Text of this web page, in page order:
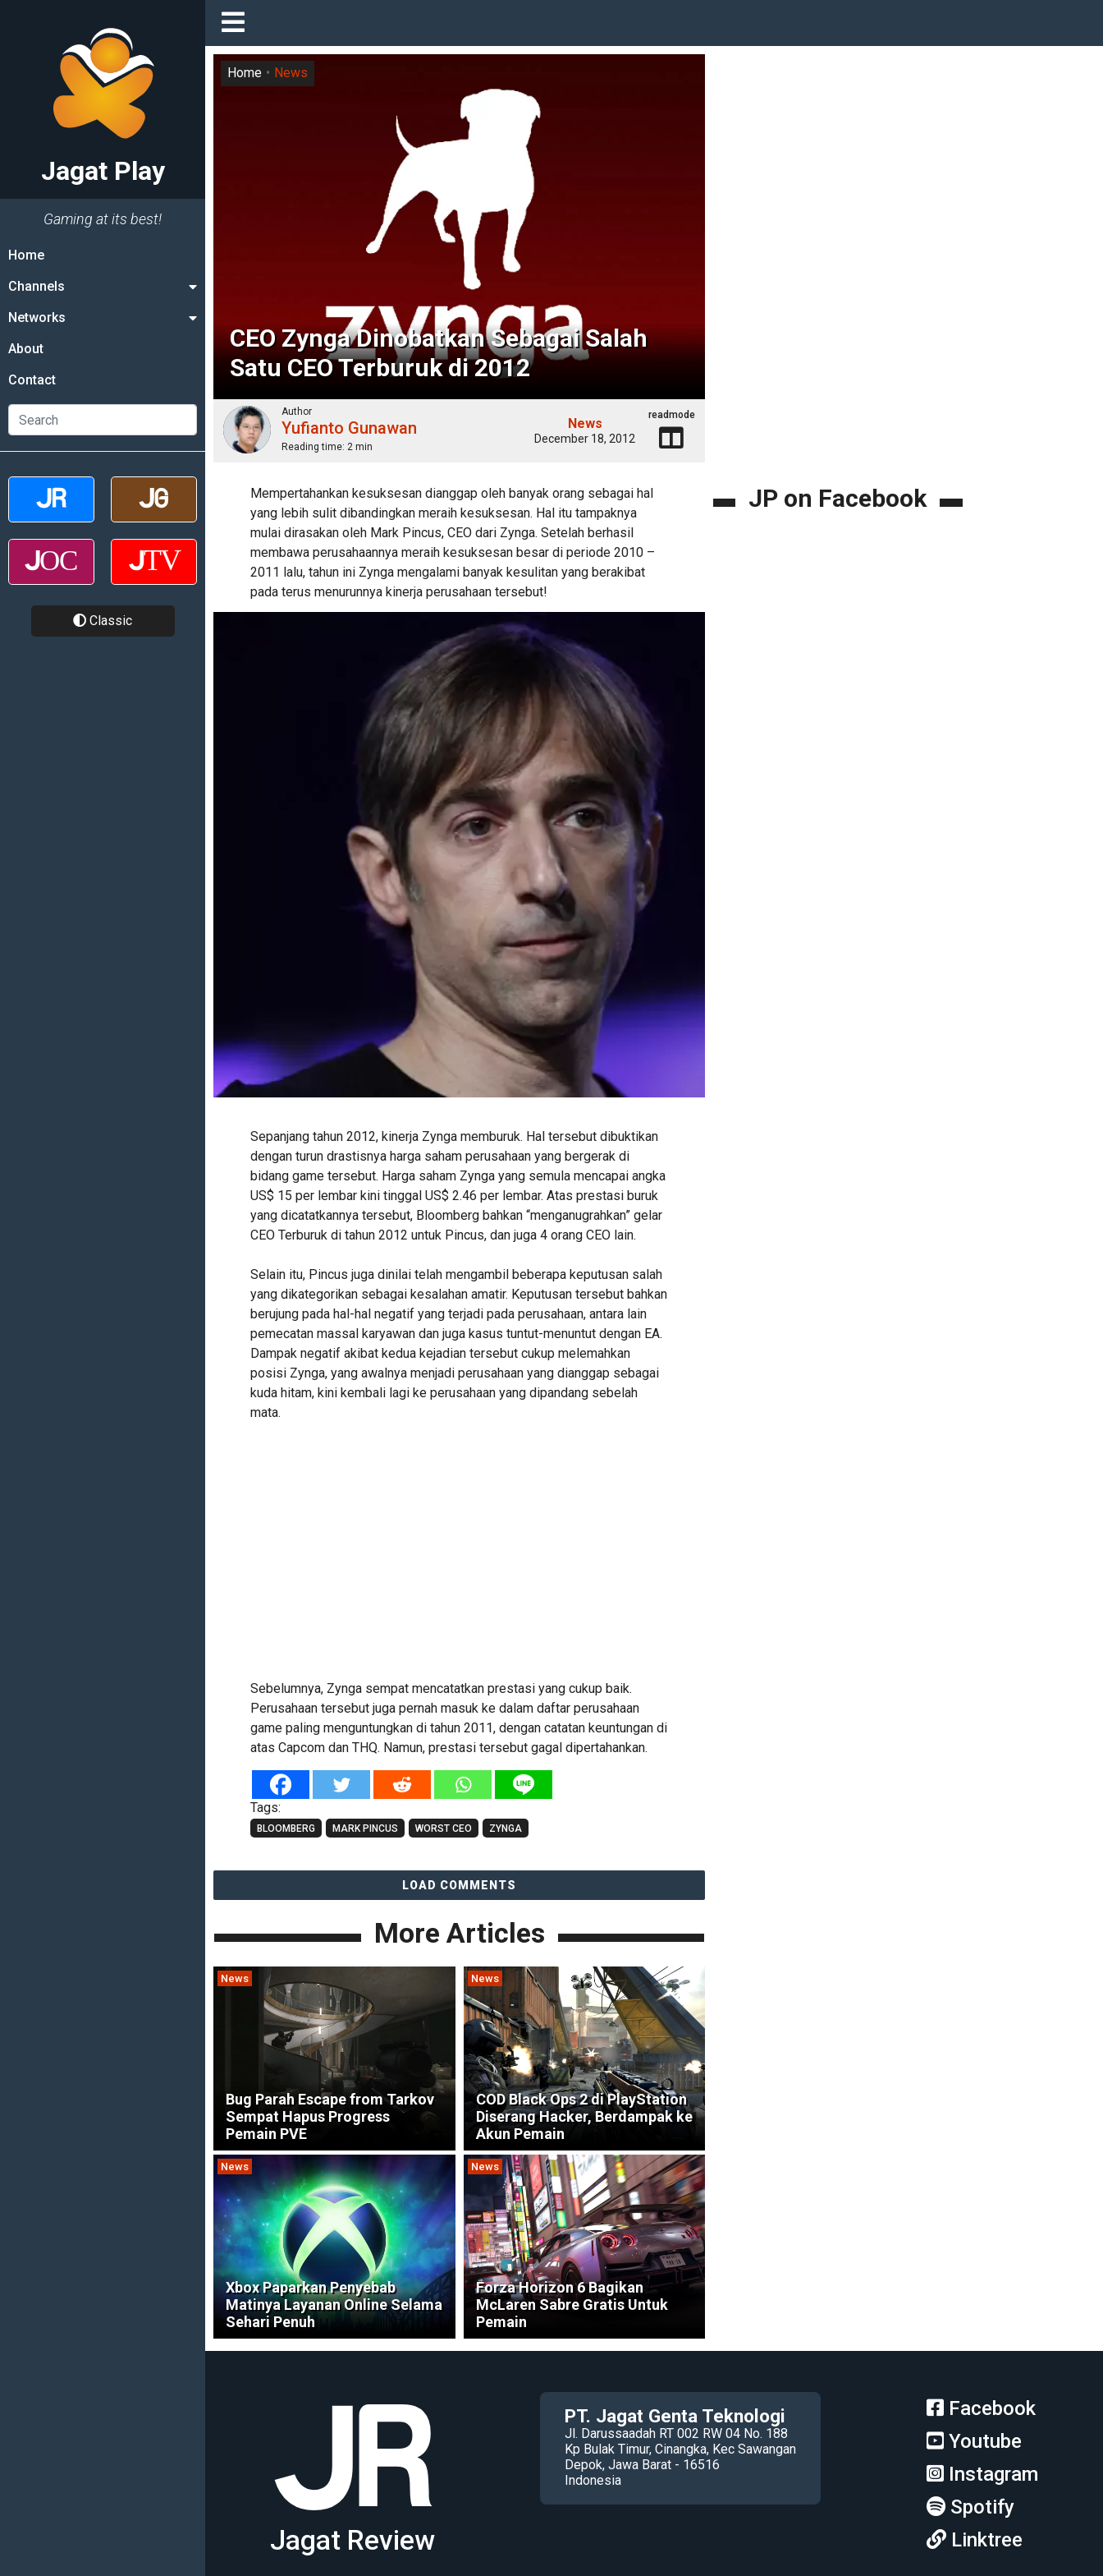
Jagat Play
Gaming at its best!
Home
Channels
Networks
About
Contact
Classic
CEO Zynga Dinobatkan Sebagai Salah
Satu CEO Terburuk di 2012
Home News
Author
Yufianto Gunawan
Reading time: 2 min
News
December 18, 2012
readmode
Mempertahankan kesuksesan dianggap oleh banyak orang sebagai hal
yang lebih sulit dibandingkan meraih kesuksesan. Hal itu tampaknya
mulai dirasakan oleh Mark Pincus, CEO dari Zynga. Setelah berhasil
membawa perusahaannya meraih kesuksesan besar di periode 2010 –
2011 lalu, tahun ini Zynga mengalami banyak kesulitan yang berakibat
pada terus menurunnya kinerja perusahaan tersebut!
Sepanjang tahun 2012, kinerja Zynga memburuk. Hal tersebut dibuktikan
dengan turun drastisnya harga saham perusahaan yang bergerak di
bidang game tersebut. Harga saham Zynga yang semula mencapai angka
US$ 15 per lembar kini tinggal US$ 2.46 per lembar. Atas prestasi buruk
yang dicatatkannya tersebut, Bloomberg bahkan “menganugrahkan” gelar
CEO Terburuk di tahun 2012 untuk Pincus, dan juga 4 orang CEO lain.
Selain itu, Pincus juga dinilai telah mengambil beberapa keputusan salah
yang dikategorikan sebagai kesalahan amatir. Keputusan tersebut bahkan
berujung pada hal-hal negatif yang terjadi pada perusahaan, antara lain
pemecatan massal karyawan dan juga kasus tuntut-menuntut dengan EA.
Dampak negatif akibat kedua kejadian tersebut cukup melemahkan
posisi Zynga, yang awalnya menjadi perusahaan yang dianggap sebagai
kuda hitam, kini kembali lagi ke perusahaan yang dipandang sebelah
mata.
Sebelumnya, Zynga sempat mencatatkan prestasi yang cukup baik.
Perusahaan tersebut juga pernah masuk ke dalam daftar perusahaan
game paling menguntungkan di tahun 2011, dengan catatan keuntungan di
atas Capcom dan THQ. Namun, prestasi tersebut gagal dipertahankan.
Tags:
BLOOMBERG MARK PINCUS WORST CEO ZYNGA
LOAD COMMENTS
More Articles
News
Bug Parah Escape from Tarkov
Sempat Hapus Progress
Pemain PVE
News
COD Black Ops 2 di PlayStation
Diserang Hacker, Berdampak ke
Akun Pemain
News
Xbox Paparkan Penyebab
Matinya Layanan Online Selama
Sehari Penuh
News
Forza Horizon 6 Bagikan
McLaren Sabre Gratis Untuk
Pemain
JP on Facebook
Jagat Review
PT. Jagat Genta Teknologi
Jl. Darussaadah RT 002 RW 04 No. 188
Kp Bulak Timur, Cinangka, Kec Sawangan
Depok, Jawa Barat - 16516
Indonesia
Facebook
Youtube
Instagram
Spotify
Linktree